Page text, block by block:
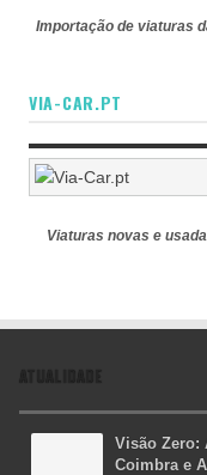
Importação de viaturas
VIA-CAR.PT
Viaturas novas e
ATUALIDADE
Visão Zero:
Coimbra e